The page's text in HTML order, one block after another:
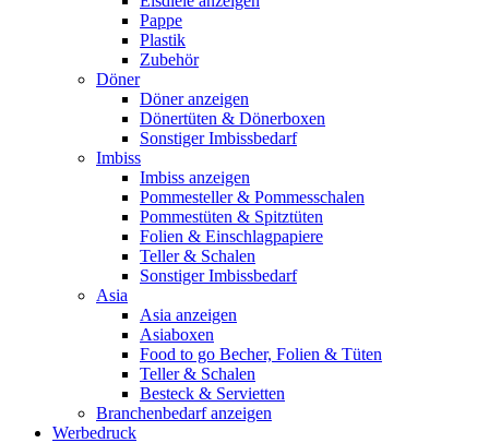
Pappe
Plastik
Zubehör
Döner
Döner anzeigen
Dönertüten & Dönerboxen
Sonstiger Imbissbedarf
Imbiss
Imbiss anzeigen
Pommesteller & Pommesschalen
Pommestüten & Spitztüten
Folien & Einschlagpapiere
Teller & Schalen
Sonstiger Imbissbedarf
Asia
Asia anzeigen
Asiaboxen
Food to go Becher, Folien & Tüten
Teller & Schalen
Besteck & Servietten
Branchenbedarf anzeigen
Werbedruck